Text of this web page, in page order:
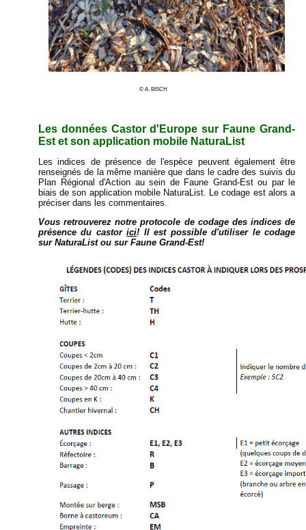
© A. BISCH
Les données Castor d'Europe sur Faune Grand-
Est et son application mobile NaturaList
Les indices de présence de l'espèce peuvent également être
renseignés de la même manière que dans le cadre des suivis du
Plan Régional d'Action au sein de Faune Grand-Est ou par le
biais de son application mobile NaturaList. Le codage est alors a
préciser dans les commentaires.
Vous retrouverez notre protocole de codage des indices de
présence du castorici! Il est possible d'utiliser le codage
sur NaturaList ou sur Faune Grand-Est!